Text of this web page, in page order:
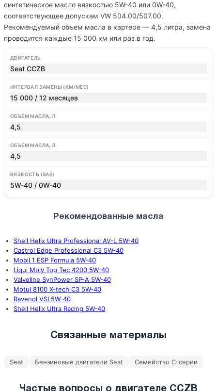
синтетическое масло вязкостью 5W-40 или 0W-40,
соответствующее допускам VW 504.00/507.00.
Рекомендуемый объем масла в картере — 4,5 литра, замена
проводится каждые 15 000 км или раз в год.
ДВИГАТЕЛЬ
Seat CCZB
ИНТЕРВАЛ ЗАМЕНЫ (КМ/МЕС)
15 000 / 12 месяцев
ОБЪЁМ МАСЛА, Л
4,5
ОБЪЁМ МАСЛА, Л
4,5
ВЯЗКОСТЬ (SAE)
5W-40 / 0W-40
Рекомендованные масла
Shell Helix Ultra Professional AV-L 5W-40
Castrol Edge Professional C3 5W-40
Mobil 1 ESP Formula 5W-40
Liqui Moly Top Tec 4200 5W-40
Valvoline SynPower SP-A 5W-40
Motul 8100 X-tech C3 5W-40
Ravenol VSI 5W-40
Shell Helix Ultra Racing 5W-40
Связанные материалы
Seat Бензиновые двигатели Seat Семейство C-серии
Частые вопросы о двигателе CCZB